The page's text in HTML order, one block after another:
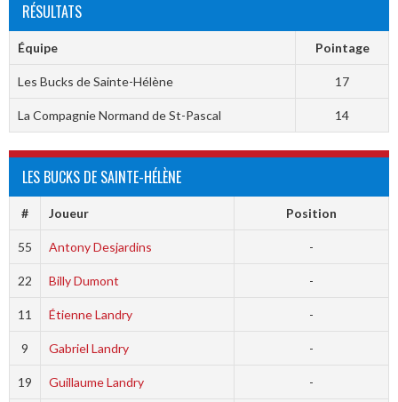
RÉSULTATS
Équipe Pointage
Les Bucks de Sainte-Hélène 17
La Compagnie Normand de St-Pascal 14
LES BUCKS DE SAINTE-HÉLÈNE
# Joueur Position
55 Antony Desjardins -
22 Billy Dumont -
11 Étienne Landry -
9 Gabriel Landry -
19 Guillaume Landry -